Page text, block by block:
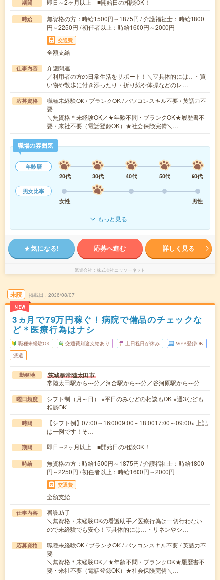
期間 即日～2ヶ月以上 ■開始日の相談OK！
時給
無資格の方：時給1500円～1875円 / 介護福祉士：時給1800
円～2250円 / 初任者以上：時給1600円～2000円
交通費
全額支給
仕事内容
介護関連
／利用者の方の日常生活をサポート！＼▽具体的には…・買
い物や散歩に付き添ったり・折り紙や体操などのレ…
応募資格
職種未経験OK / ブランクOK / パソコンスキル不要 / 英語力不
要
＼無資格＊未経験OK／★年齢不問・ブランクOK★履歴書不
要・来社不要（電話登録OK）★社会保険完備＼…
職場の雰囲気
年齢層
20代
30代 40代 50代
60代
男女比率
女性
男性
もっと見る
気になる! 応募へ進む 詳しく見る
派遣会社 株式会社ニッソーネット
未読
NEW
掲載日 2026/08/07
3ヵ月で79万円稼ぐ！病院で備品のチェックな
ど＊医療行為はナシ
職種未経験OK 交通費別途支給あり 土日祝日が休み WEB登録OK
派遣
勤務地 茨城県常陸太田市
常陸太田駅から---分／河合駅から---分／谷河原駅から---分
曜日頻度
シフト制（月～日） ※平日のみなどの相談もOK ※週3なども
相談OK
時間
【シフト例】07:00～16:0009:00～18:0017:00～09:00※ 上記
は一例です！そ…
期間 即日～2ヶ月以上 ■開始日の相談OK！
時給
無資格の方：時給1500円～1875円 / 介護福祉士：時給1800
円～2250円 / 初任者以上：時給1600円～2000円
交通費
全額支給
仕事内容
看護助手
＼無資格・未経験OKの看護助手／医療行為は一切行わない
ので未経験でも安心！▽具体的には…・リネンやシ…
応募資格
職種未経験OK / ブランクOK / パソコンスキル不要 / 英語力不
要
＼無資格＊未経験OK／★年齢不問・ブランクOK★履歴書不
要・来社不要（電話登録OK）★社会保険完備＼…